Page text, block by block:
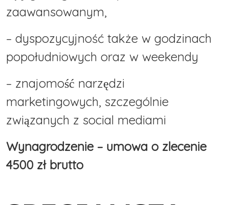
zaawansowanym,
– dyspozycyjność także w godzinach
popołudniowych oraz w weekendy
– znajomość narzędzi
marketingowych, szczególnie
związanych z social mediami
Wynagrodzenie – umowa o zlecenie
4500 zł brutto